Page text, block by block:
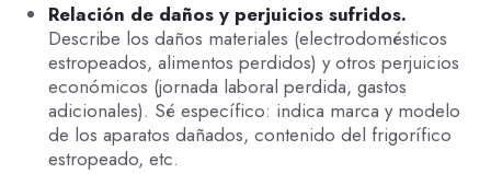
Relación de daños y perjuicios sufridos.
Describe los daños materiales (electrodomésticos
estropeados, alimentos perdidos) y otros perjuicios
económicos (jornada laboral perdida, gastos
adicionales). Sé específico: indica marca y modelo
de los aparatos dañados, contenido del frigorífico
estropeado, etc.